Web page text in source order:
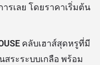
รเลย โดยราคาเริ่มต้น
คลับเฮาส์สุดหรูที่มี
สระระบบเกลือ พร้อม